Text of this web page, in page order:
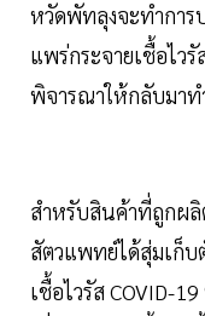
หวัดพัทลุงจะทำการ
แพร่กระจายเชื้อไว
พิจารณาให้กลับมาท
สำหรับสินค้าที่ถูกผลิ
สัตวแพทย์ได้สุ่มเก็บ
เชื้อไวรัส COVID-